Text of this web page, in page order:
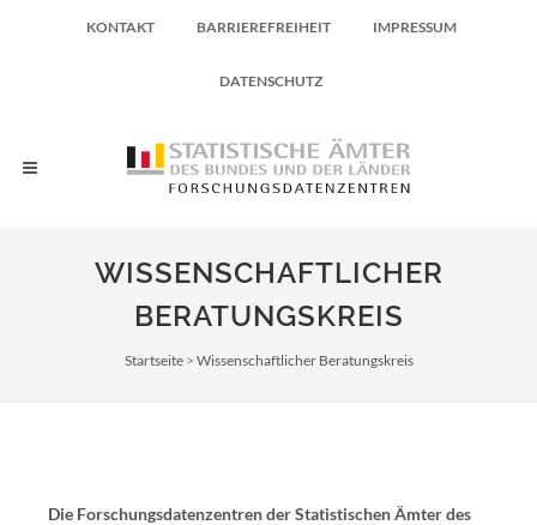
KONTAKT BARRIEREFREIHEIT IMPRESSUM
DATENSCHUTZ
WISSENSCHAFTLICHER
BERATUNGSKREIS
Pfadnavigation
Startseite Wissenschaftlicher Beratungskreis
Die Forschungsdatenzentren der Statistischen Ämter des